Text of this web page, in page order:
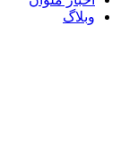
وبلاگ